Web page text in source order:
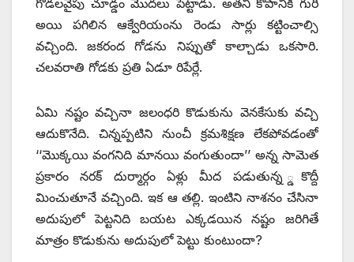
అయి పగిలిన ఆక్వేరియంను రెండు సార్లు కట్టించాల్సి
వచ్చింది. జకరంద గోడను నిప్పుతో కాల్చాడు ఒకసారి.
చలవరాతి గోడకు ప్రతి ఏడూ రిపేర్లే.
ఏమి నష్టం వచ్చినా జలంధరి కొడుకును వెనకేసుకు వచ్చి
ఆదుకొనేది. చిన్నప్పటిని నుంచీ క్రమశిక్షణ లేకపోవడంతో
‘‘మొక్కయి వంగనిది మానయి వంగుతుందా’’ అన్న సామెత
ప్రకారం నరక్‌ దుర్మార్గం ఏళ్లు మీద పడుతున్న ్డకొద్దీ
మించుతూనే వచ్చింది. ఇక ఆ తల్లి. ఇంటిని నాశనం చేసినా
అదుపులో పెట్టనిది బయట ఎక్కడయిన నష్టం జరిగితే
మాత్రం కొడుకును అదుపులో పెట్టు కుంటుందా?